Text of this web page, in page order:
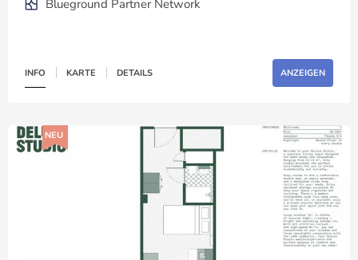
Blueground Partner Network
INFO KARTE DETAILS ANZEIGEN
NEU